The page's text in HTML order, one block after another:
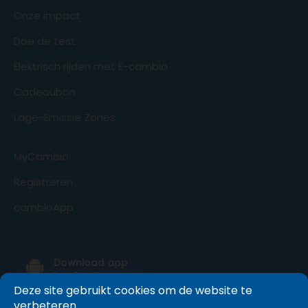
Onze impact
Doe de test
Elektrisch rijden met E-cambio
Cadeaubon
Lage-Emissie Zones
MyCambio
Registreren
cambioApp
Deze site gebruikt cookies om de website te